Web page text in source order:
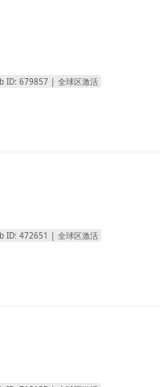
ID: 679857| 全球区激活
ID: 472651 | 全球区激活